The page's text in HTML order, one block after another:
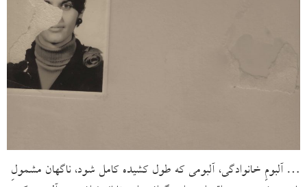
… آلبومِ خانوادگی، آلبومی که طول کشیده کامل شود، ناگهان مشمولِ